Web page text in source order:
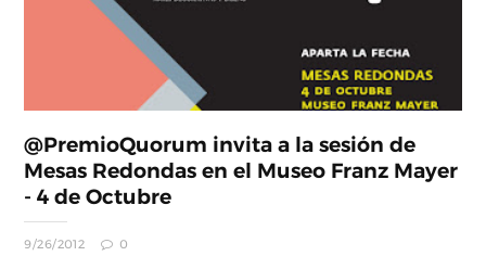
@PremioQuorum invita a la sesión de
Mesas Redondas en el Museo Franz Mayer
- 4 de Octubre
9/26/2012 0